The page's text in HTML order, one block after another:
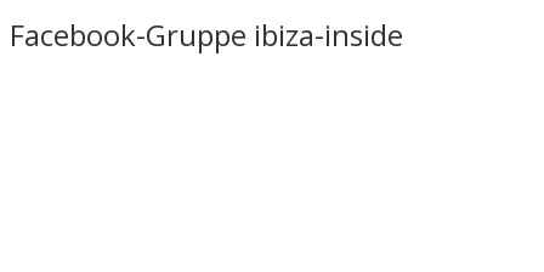
Facebook-Gruppe ibiza-inside